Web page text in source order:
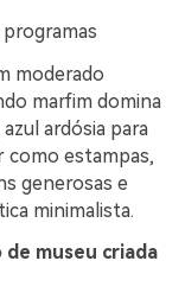
moderado
marfim domina
ardósia para
estampas,
generosas e
minimalista.
de museu criada